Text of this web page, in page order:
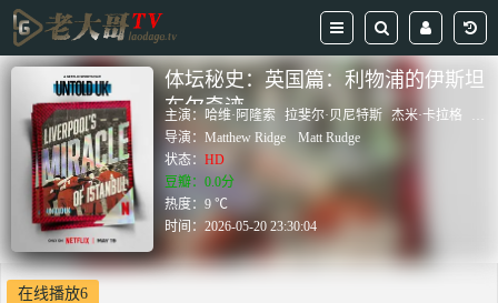
体坛秘史：英国篇：利物浦的伊斯坦
布尔奇迹
主演： 哈维·阿隆索 拉斐尔·贝尼特斯 杰米·卡拉格
导演：Matthew Ridge
Matt Rudge
状态：HD
豆瓣：0.0分
热度：9 ℃
时间：2026-05-20 23:30:04
在线播放6